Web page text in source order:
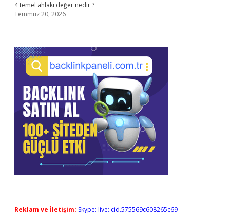
4 temel ahlaki değer nedir ?
Temmuz 20, 2026
Reklam ve İletişim: Skype: live:.cid.575569c608265c69